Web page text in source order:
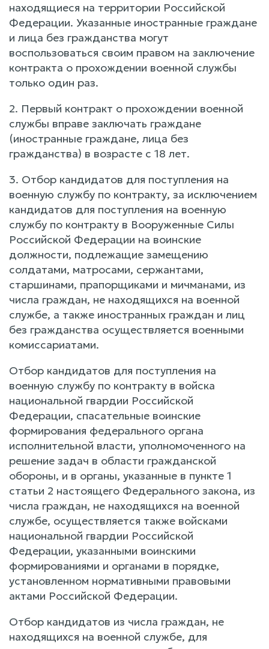
находящиеся на территории Российской
Федерации. Указанные иностранные граждане
и лица без гражданства могут
воспользоваться своим правом на заключение
контракта о прохождении военной службы
только один раз.
2. Первый контракт о прохождении военной
службы вправе заключать граждане
(иностранные граждане, лица без
гражданства) в возрасте с 18 лет.
3. Отбор кандидатов для поступления на
военную службу по контракту, за исключением
кандидатов для поступления на военную
службу по контракту в Вооруженные Силы
Российской Федерации на воинские
должности, подлежащие замещению
солдатами, матросами, сержантами,
старшинами, прапорщиками и мичманами, из
числа граждан, не находящихся на военной
службе, а также иностранных граждан и лиц
без гражданства осуществляется военными
комиссариатами.
Отбор кандидатов для поступления на
военную службу по контракту в войска
национальной гвардии Российской
Федерации, спасательные воинские
формирования федерального органа
исполнительной власти, уполномоченного на
решение задач в области гражданской
обороны, и в органы, указанные в пункте 1
статьи 2 настоящего Федерального закона, из
числа граждан, не находящихся на военной
службе, осуществляется также войсками
национальной гвардии Российской
Федерации, указанными воинскими
формированиями и органами в порядке,
установленном нормативными правовыми
актами Российской Федерации.
Отбор кандидатов из числа граждан, не
находящихся на военной службе, для